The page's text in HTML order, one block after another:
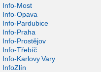
Info-Most
Info-Opava
Info-Pardubice
Info-Praha
Info-Prostějov
Info-Třebíč
Info-Karlovy Vary
InfoZlín